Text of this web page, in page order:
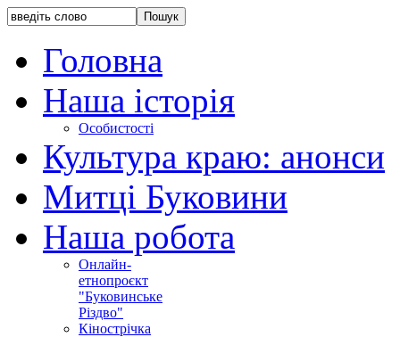
Головна
Наша історія
Особистості
Культура краю: анонси
Митці Буковини
Наша робота
Онлайн-
етнопроєкт
"Буковинське
Різдво"
Кінострічка